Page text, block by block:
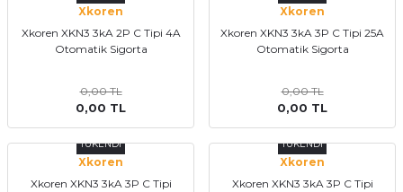
Xkoren
Xkoren XKN3 3kA 2P C Tipi 4A
Otomatik Sigorta
0,00 TL
0,00 TL
Xkoren
Xkoren XKN3 3kA 3P C Tipi 25A
Otomatik Sigorta
0,00 TL
0,00 TL
TÜKENDİ
Xkoren
Xkoren XKN3 3kA 3P C Tipi
TÜKENDİ
Xkoren
Xkoren XKN3 3kA 3P C Tipi